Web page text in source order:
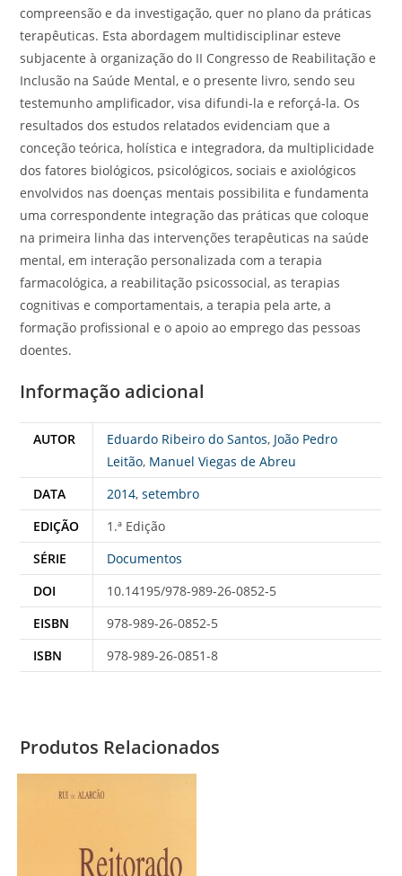
compreensão e da investigação, quer no plano da práticas
terapêuticas. Esta abordagem multidisciplinar esteve
subjacente à organização do II Congresso de Reabilitação e
Inclusão na Saúde Mental, e o presente livro, sendo seu
testemunho amplificador, visa difundi-la e reforçá-la. Os
resultados dos estudos relatados evidenciam que a
conceção teórica, holística e integradora, da multiplicidade
dos fatores biológicos, psicológicos, sociais e axiológicos
envolvidos nas doenças mentais possibilita e fundamenta
uma correspondente integração das práticas que coloque
na primeira linha das intervenções terapêuticas na saúde
mental, em interação personalizada com a terapia
farmacológica, a reabilitação psicossocial, as terapias
cognitivas e comportamentais, a terapia pela arte, a
formação profissional e o apoio ao emprego das pessoas
doentes.
Informação adicional
AUTOR Eduardo Ribeiro do Santos, João Pedro
Leitão, Manuel Viegas de Abreu
DATA
2014,setembro
EDIÇÃO
1.ª Edição
SÉRIE
Documentos
DOI
10.14195/978-989-26-0852-5
EISBN
978-989-26-0852-5
ISBN
978-989-26-0851-8
Produtos Relacionados